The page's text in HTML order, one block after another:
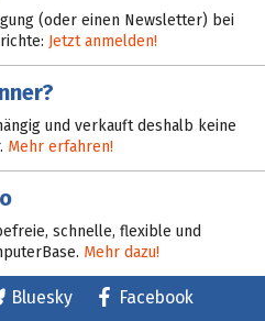
(oder einen Newsletter) bei
Jetzt anmelden!
und verkauft deshalb keine
Mehr erfahren!
schnelle, flexible und
Mehr dazu!
Bluesky Facebook